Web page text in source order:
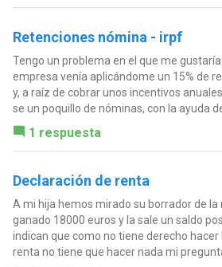
Retenciones nómina - irpf
Tengo un problema en el que me
empresa venía aplicándome un 15% de
y, a raíz de cobrar unos incentivos
se un poquillo de nóminas, con la ayuda
1 respuesta
Declaración de renta
A mi hija hemos mirado su borrador de la
ganado 18000 euros y la sale un saldo
indican que como no tiene derecho hacer
renta no tiene que hacer nada mi